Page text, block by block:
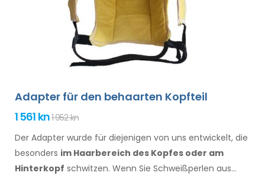
Adapter für den behaarten Kopfteil
1 561 kn1 952 kn
Der Adapter wurde für diejenigen von uns entwickelt, die
besonders im Haarbereich des Kopfes oder am
Hinterkopf schwitzen. Wenn Sie Schweißperlen aus